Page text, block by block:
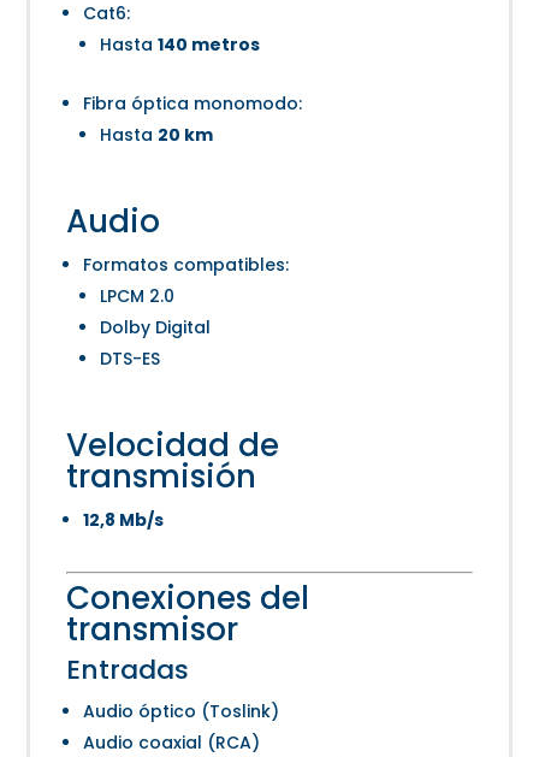
Cat6:
Hasta140 metros
Fibra óptica monomodo:
Hasta 20 km
Audio
Formatos compatibles:
LPCM 2.0
Dolby Digital
DTS-ES
Velocidad de
transmisión
12,8 Mb/s
Conexiones del
transmisor
Entradas
Audio óptico (Toslink)
Audio coaxial (RCA)